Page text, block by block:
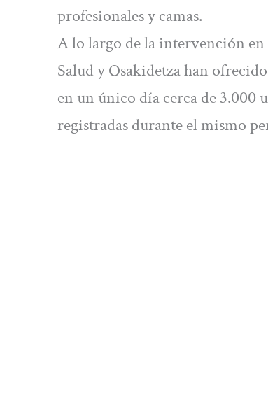
profesionales y camas.
A lo largo de la intervención en
Salud y Osakidetza han
en un único día cerca de 3.000
registradas durante el mismo